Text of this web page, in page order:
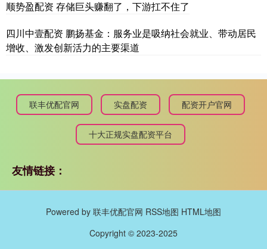
顺势盈配资 存储巨头赚翻了，下游扛不住了
四川中壹配资 鹏扬基金：服务业是吸纳社会就业、带动居民
增收、激发创新活力的主要渠道
联丰优配官网 实盘配资 配资开户官网
十大正规实盘配资平台
友情链接：
Powered by 联丰优配官网 RSS地图 HTML地图
Copyright © 2023-2025